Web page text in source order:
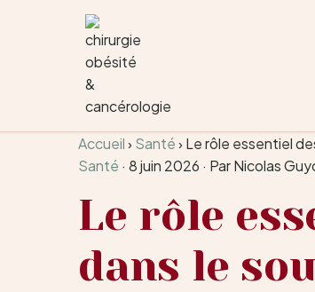
Aller au contenu
Accueil› Santé› Le rôle essentiel
Santé · 8 juin 2026 · Par Nicolas
Le rôle
dans le